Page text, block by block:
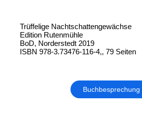
Trüffelige Nachtschattengewächse
Edition Rutenmühle
BoD, Norderstedt 2019
ISBN 978-3.73476-116-4,, 79 Seiten
Buchbesprechung